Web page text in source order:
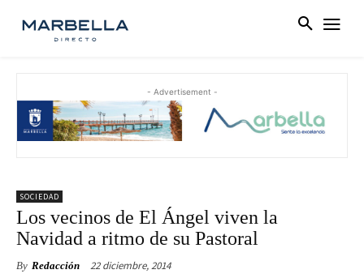
- Advertisement -
SOCIEDAD
Los vecinos de El Ángel viven la
Navidad a ritmo de su Pastoral
By Redacción 22 diciembre, 2014